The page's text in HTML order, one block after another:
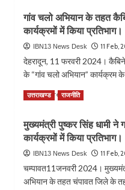
ज्यादा
परसेंटाइल।
करेगा
‘गांव
अभियान’:
डॉ
धन
रावत।
शूटिंग
प्रतियोगिता
व
रश्मि
ने
जीती
गांव चलो अभियान के तहत
कार्यक्रमों में किया प्रतिभाग।
IBN13 News Desk 11 Feb,
देहरादून, 11 फरवरी 2024।
के “गांव चलो अभियान” कार्यक्रम के
Read MoreRead
गांव
चलो
अभियान
तहत
कैबिनेट
उत्तराखण्ड राजनीति
मुख्यमंत्री पुष्कर सिंह धामी
कार्यक्रमों में किया प्रतिभाग।
IBN13 News Desk 11 Feb,
चम्पावत11जनवरी 2024।
अभियान के तहत चंपावत जिले के